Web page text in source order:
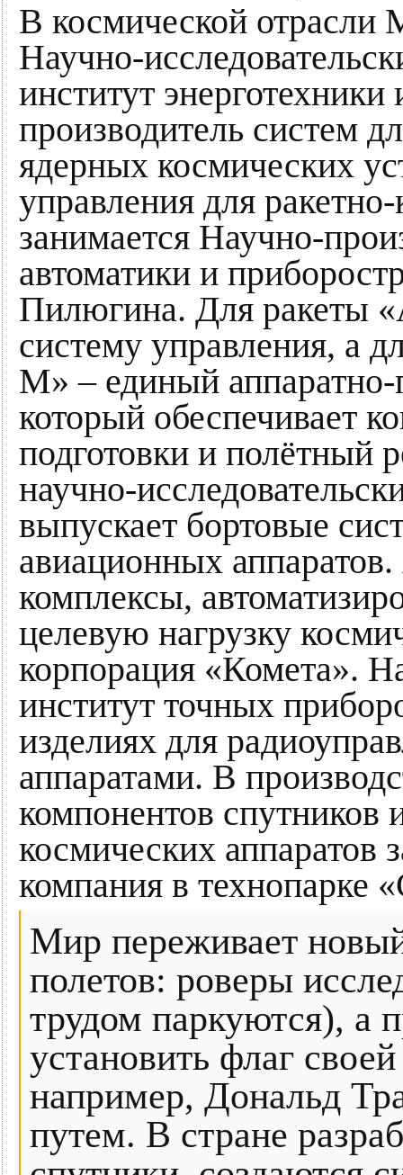
В космической отрасли
Научно-
институт
производитель систем
ядерных космических
управления для
занимается Научно-
автоматики и
Пилюгина. Для ракеты
систему управления, а
М» – единый
который обеспечивает
подготовки и полётный
научно-
выпускает бортовые
авиационных
комплексы,
целевую нагрузку
корпорация «Комета».
институт точных
изделиях для
аппаратами. В
компонентов спутников
космических аппаратов
компания в технопарке
Мир переживает
полетов: роверы
трудом паркуются), а
установить флаг
например, Дональд
путем. В стране